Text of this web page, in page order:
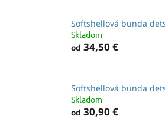
Softshellová bunda
Skladom
od 34,50 €
Softshellová bunda
Skladom
od 30,90 €